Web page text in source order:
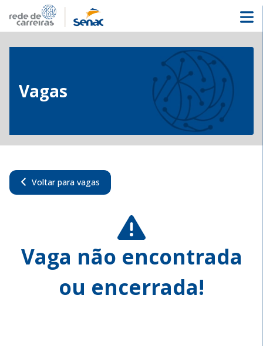
Vagas
Voltar para vagas
Vaga não encontrada
ou encerrada!